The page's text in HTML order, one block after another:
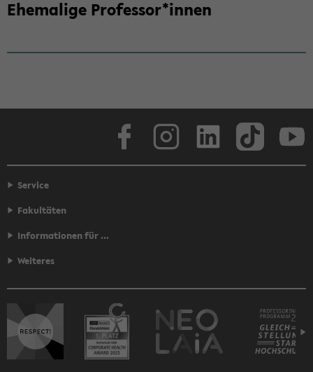
Ehemalige­ Professor*innen
Face­book
Service
Fakultäten
Informationen für ...
Weiteres